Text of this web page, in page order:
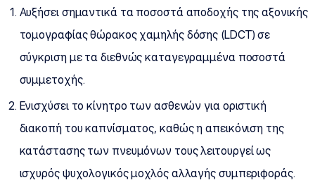
Αυξήσει σημαντικά τα ποσοστά αποδοχής της αξονικής
τομογραφίας θώρακος χαμηλής δόσης (LDCT) σε
σύγκριση με τα διεθνώς καταγεγραμμένα ποσοστά
συμμετοχής.
Ενισχύσει το κίνητρο των ασθενών για οριστική
διακοπή του καπνίσματος, καθώς η απεικόνιση της
κατάστασης των πνευμόνων τους λειτουργεί ως
ισχυρός ψυχολογικός μοχλός αλλαγής συμπεριφοράς.